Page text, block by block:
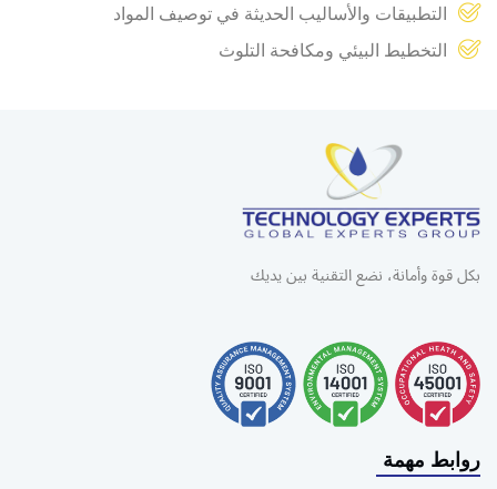
التطبيقات والأساليب الحديثة في توصيف المواد
التخطيط البيئي ومكافحة التلوث
بكل قوة وأمانة، نضع التقنية بين يديك
روابط مهمة